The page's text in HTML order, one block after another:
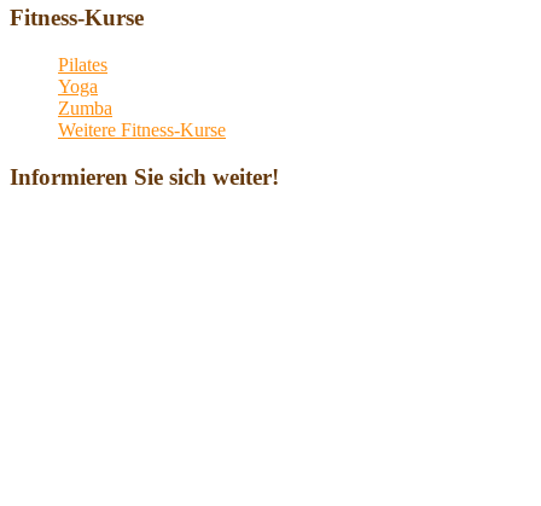
Fitness-Kurse
Pilates
Yoga
Zumba
Weitere Fitness-Kurse
Informieren Sie sich weiter!